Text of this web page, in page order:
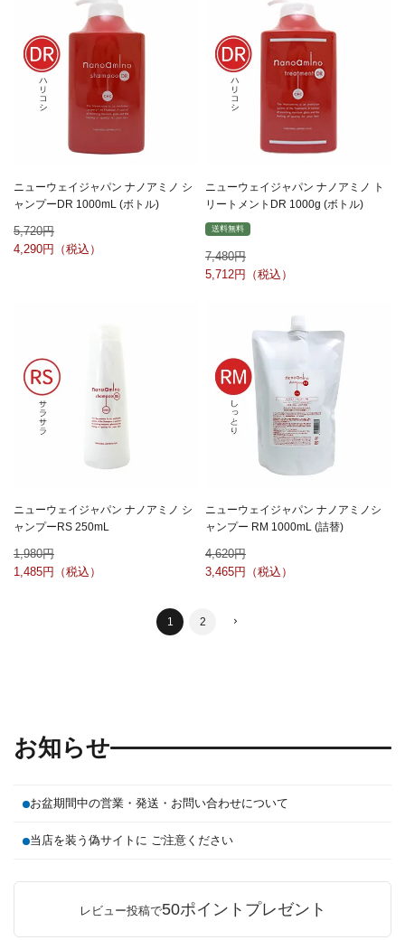
ニューウェイジャパン ナノアミノ シ
ャンプーDR 1000mL (ボトル)
5,720
4,290
ニューウェイジャパン ナノアミノ ト
リートメントDR 1000g (ボトル)
送料無料
7,480
5,712
ニューウェイジャパン ナノアミノ シ
ャンプーRS 250mL
1,980
1,485
ニューウェイジャパン ナノアミノシ
ャンプー RM 1000mL (詰替)
4,620
3,465
1 2
お知らせ
お盆期間中の営業・発送・お問い合わせについて
当店を装う偽サイトに ご注意ください
レビュー投稿で50ポイントプレゼント